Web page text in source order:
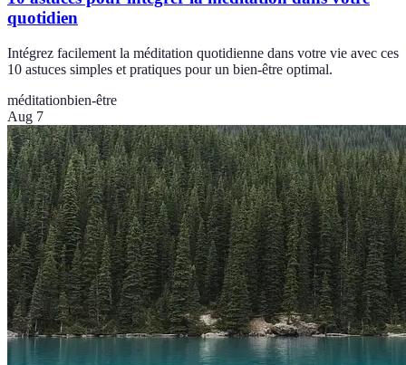
quotidien
Intégrez facilement la méditation quotidienne dans votre vie avec ces
10 astuces simples et pratiques pour un bien-être optimal.
méditationbien-être
Aug 7